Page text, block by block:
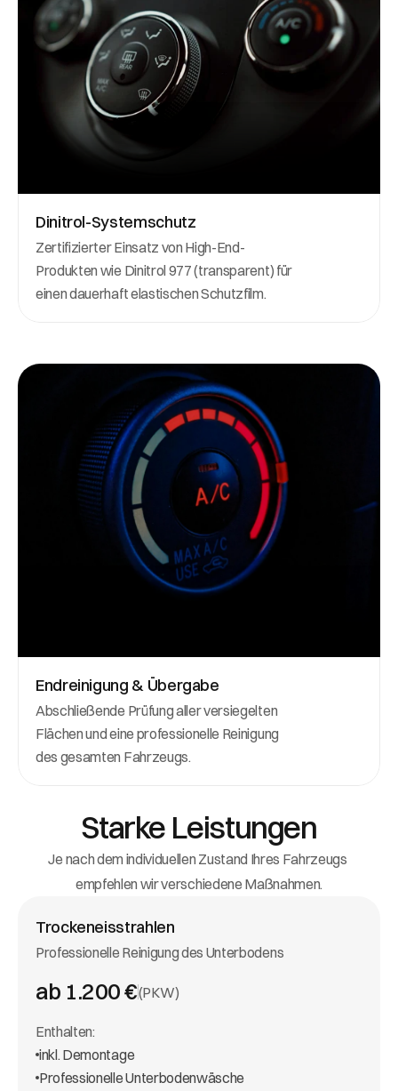
Dinitrol-Systemschutz
Zertifizierter Einsatz von High-End-
Produkten wie Dinitrol 977 (transparent) für
einen dauerhaft elastischen Schutzfilm.
Endreinigung & Übergabe
Abschließende Prüfung aller versiegelten
Flächen und eine professionelle Reinigung
des gesamten Fahrzeugs.
Starke Leistungen
Je nach dem individuellen Zustand Ihres Fahrzeugs
empfehlen wir verschiedene Maßnahmen.
Trockeneisstrahlen
Professionelle Reinigung des Unterbodens
ab 1.200 €(PKW)
Enthalten:
inkl. Demontage
Professionelle Unterbodenwäsche